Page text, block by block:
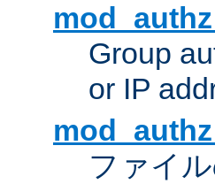
Group
or IP
ファイ